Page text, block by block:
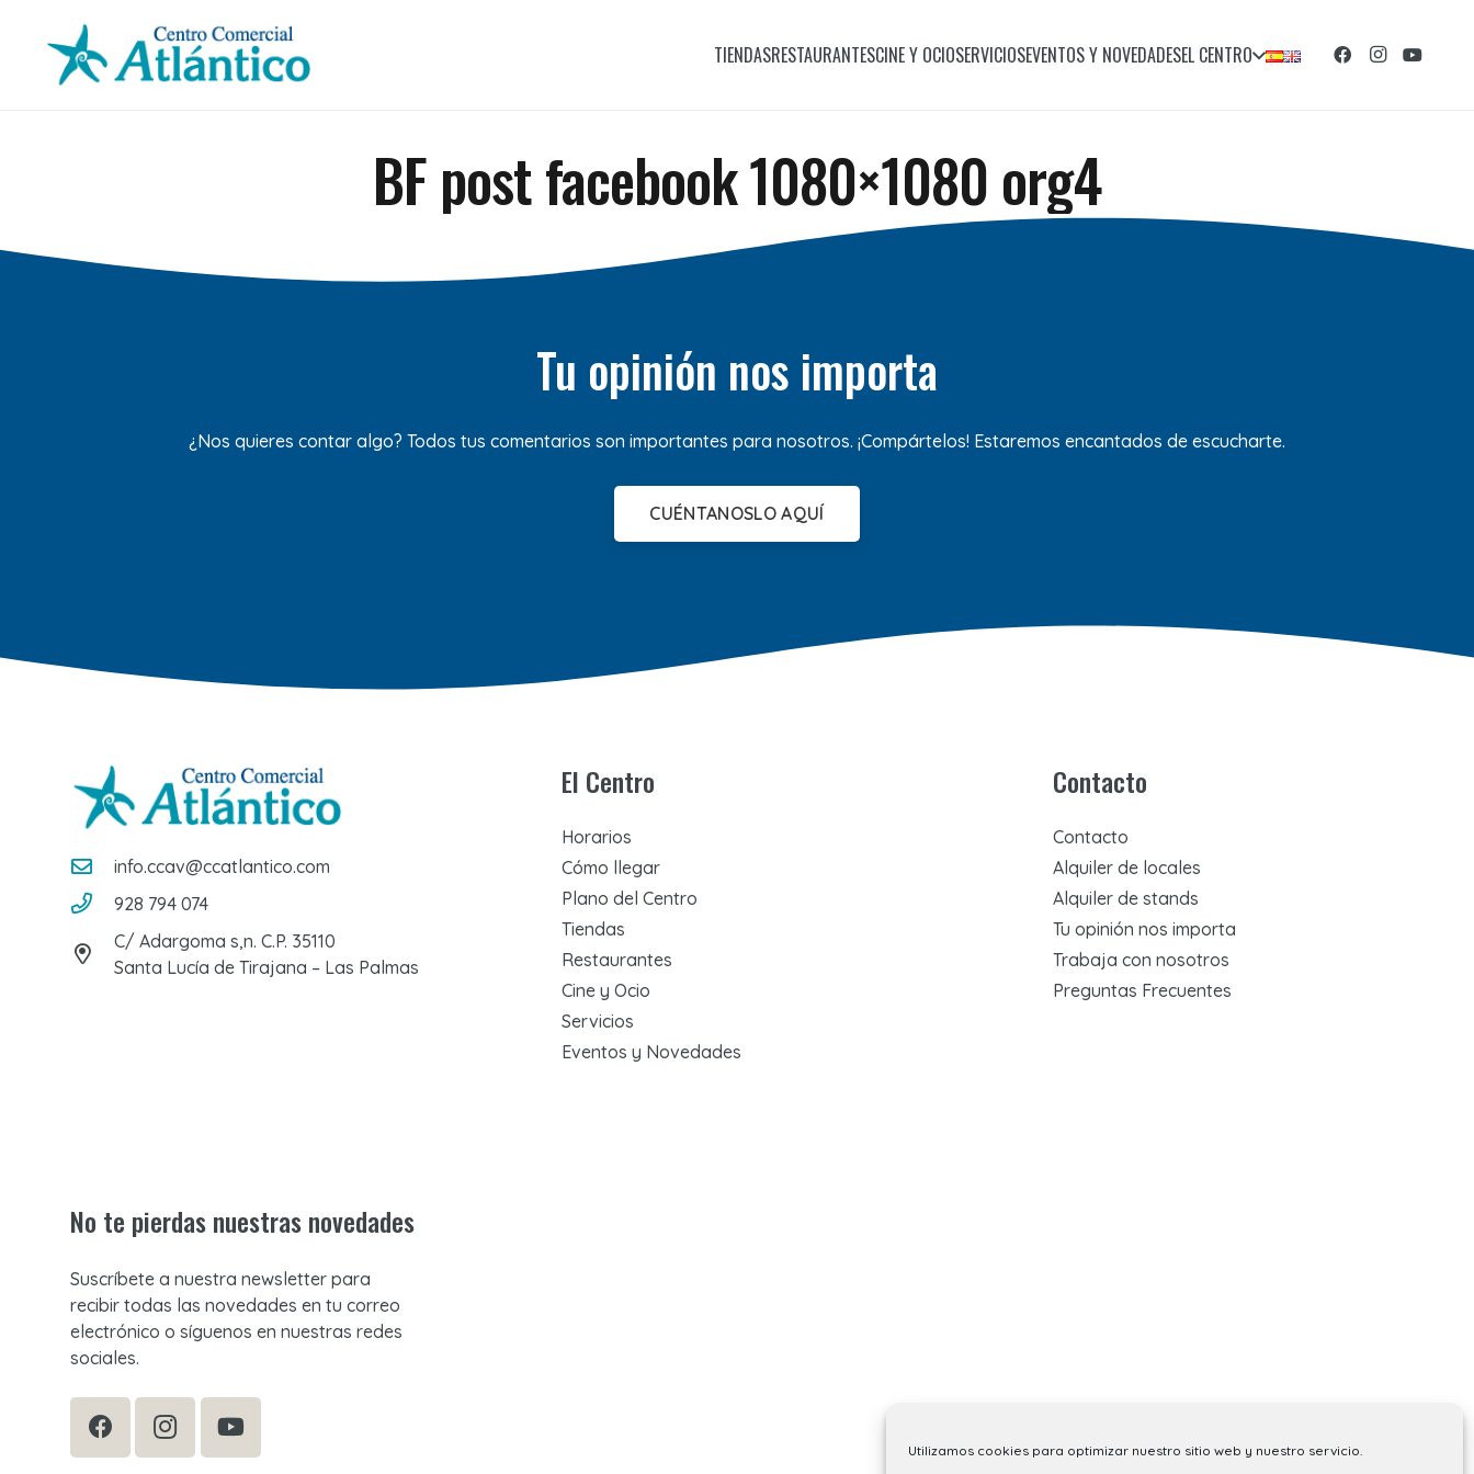
Utilizamos cookies para optimizar nuestro sitio web y nuestro servicio.
TIENDASRESTAURANTESCINE Y OCIOSERVICIOSEVENTOS Y NOVEDADESEL CENTRO
BF post facebook 1080×1080 org4
Tu opinión nos importa
¿Nos quieres contar algo? Todos tus comentarios son importantes para nosotros. ¡Compártelos! Estaremos encantados de escucharte.
CUÉNTANOSLO AQUÍ
info.ccav@ccatlantico.com
928 794 074
C/ Adargoma s,n. C.P. 35110
Santa Lucía de Tirajana – Las Palmas
El Centro
Horarios
Cómo llegar
Plano del Centro
Tiendas
Restaurantes
Cine y Ocio
Servicios
Eventos y Novedades
Contacto
Contacto
Alquiler de locales
Alquiler de stands
Tu opinión nos importa
Trabaja con nosotros
Preguntas Frecuentes
No te pierdas nuestras novedades
Suscríbete a nuestra newsletter para
recibir todas las novedades en tu correo
electrónico o síguenos en nuestras redes
sociales.